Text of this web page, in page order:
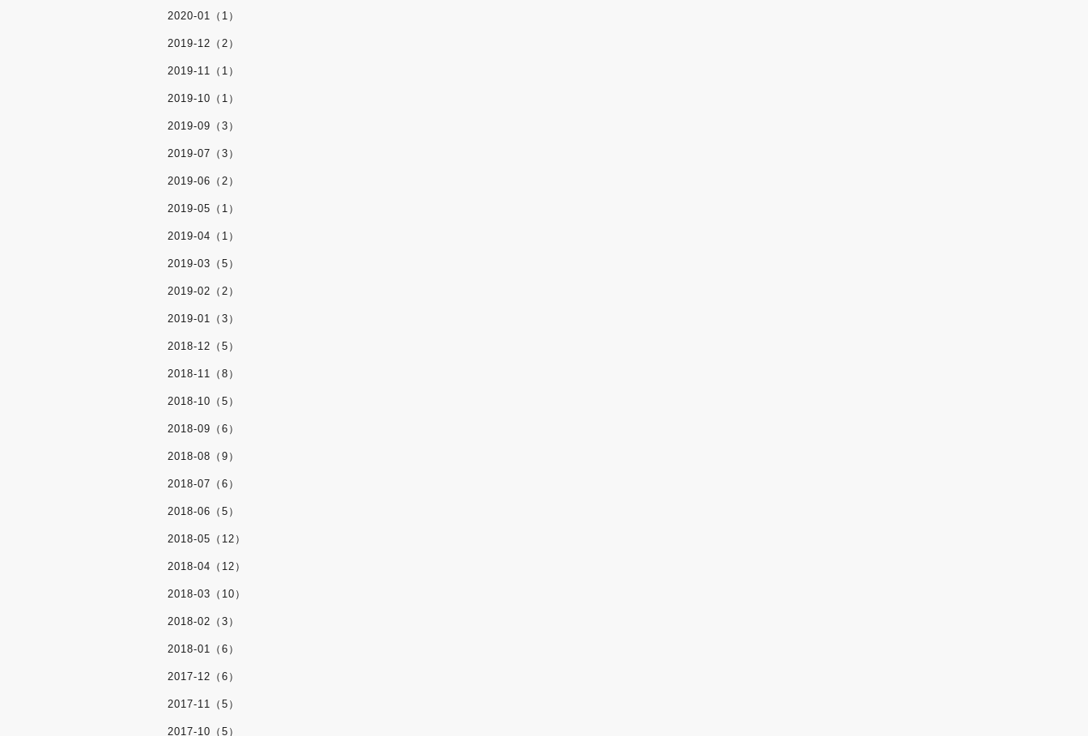
2020-01（1）
2019-12（2）
2019-11（1）
2019-10（1）
2019-09（3）
2019-07（3）
2019-06（2）
2019-05（1）
2019-04（1）
2019-03（5）
2019-02（2）
2019-01（3）
2018-12（5）
2018-11（8）
2018-10（5）
2018-09（6）
2018-08（9）
2018-07（6）
2018-06（5）
2018-05（12）
2018-04（12）
2018-03（10）
2018-02（3）
2018-01（6）
2017-12（6）
2017-11（5）
2017-10（5）